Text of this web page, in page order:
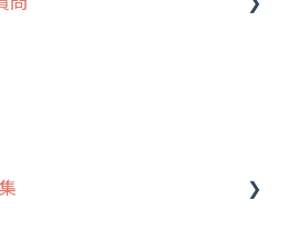
システム管理者編
ユーザー編
る質問集
ス関連オプション
について
いて
いて